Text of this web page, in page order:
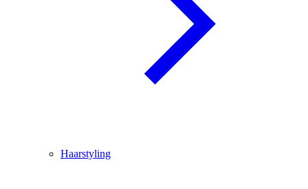
Haarstyling